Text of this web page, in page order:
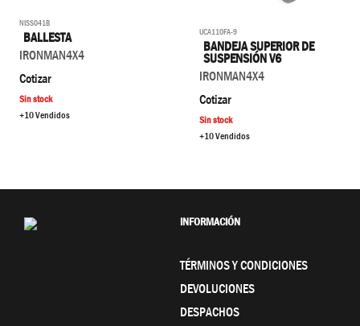
NISS041B
BALLESTA
IRONMAN4X4
Cotizar
Sin stock
+10 Vendidos
UCA110FA-9
BANDEJA SUPERIOR DE
SUSPENSIÓN V6
IRONMAN4X4
Cotizar
Sin stock
+10 Vendidos
INFORMACIÓN
TÉRMINOS Y CONDICIONES
DEVOLUCIONES
DESPACHOS